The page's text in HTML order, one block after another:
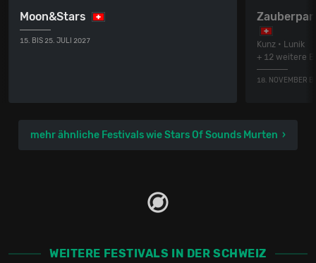
Moon&Stars
15. BIS 25. JULI 2027
Kunz • Lunik
+ 12 weitere
18. NOVEMBER
mehr ähnliche Festivals wie Stars Of Sounds Murten
WEITERE FESTIVALS IN DER SCHWEIZ